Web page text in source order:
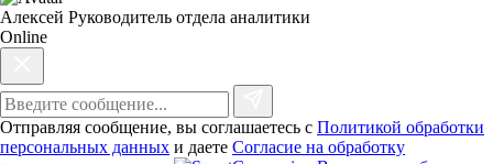
Алексей Руководитель отдела аналитики
Online
Отправляя сообщение, вы соглашаетесь c Политикой обработки
персональных данных и даете Согласие на обработку